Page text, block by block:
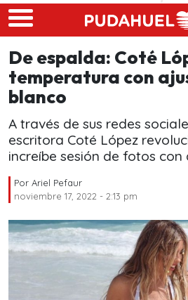
Skip to main content
De espalda: Coté
temperatura con
blanco
A través de sus redes
escritora Coté López
increíbe sesión de fotos con
Por Ariel Pefaur
noviembre 17, 2022 - 2:13 pm